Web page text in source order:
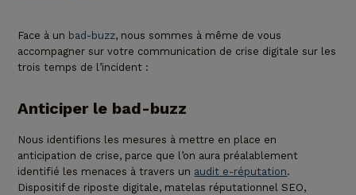
Face à un bad-buzz, nous sommes à même de vous
accompagner sur votre communication de crise digitale sur les
trois temps de l’incident :
Anticiper le bad-buzz
Nous identifions les mesures à mettre en place en
anticipation de crise, parce que l’on aura préalablement
identifié les menaces à travers un audit e-réputation.
Dispositif de riposte digitale, matelas réputationnel SEO,